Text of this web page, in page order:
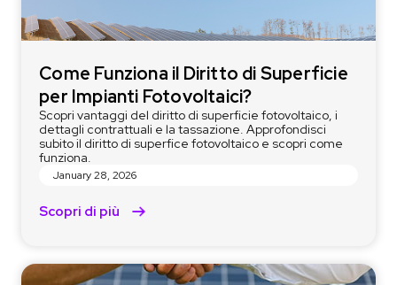
Come Funziona il Diritto di Superficie
per Impianti Fotovoltaici?
Scopri vantaggi del diritto di superficie fotovoltaico, i
dettagli contrattuali e la tassazione. Approfondisci
subito il diritto di superfice fotovoltaico e scopri come
funziona.
January 28, 2026
Scopri di più